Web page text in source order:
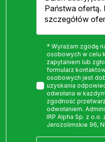
* Wyrażam zgodę
osobowych w celu
zapytaniem lub
formularz
osobowych jest
uzyskania
odwołana w
zgodność
odwołaniem.
IRP Alpha Sp. z
Jerozolimskie 96,